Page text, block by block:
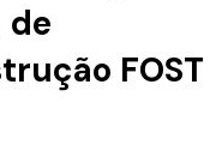
de
FOST